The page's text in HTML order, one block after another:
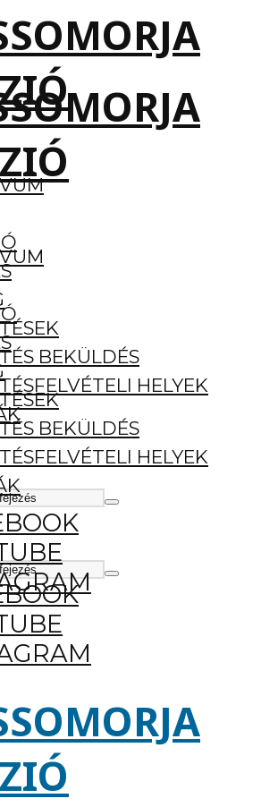
BEKÜLDÉS
HELYEK
BEKÜLDÉS
HELYEK